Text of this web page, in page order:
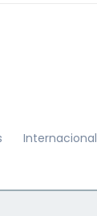
Internacional